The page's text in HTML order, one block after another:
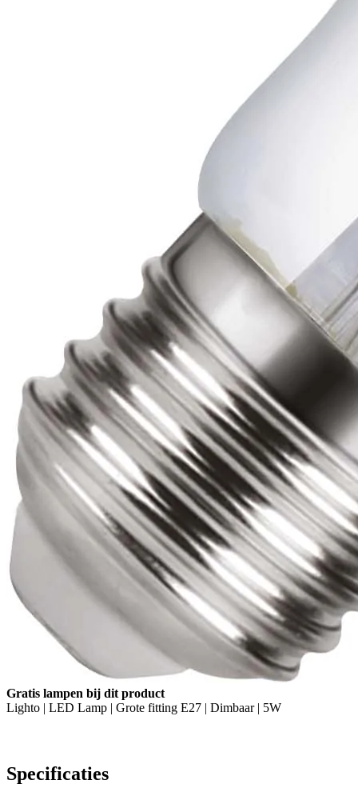
Gratis lampen bij dit product
Lighto | LED Lamp | Grote fitting E27 | Dimbaar | 5W
Specificaties